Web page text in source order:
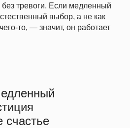
тревоги. Если медленный
выбор, а не как
то, — значит, он работает
счастье